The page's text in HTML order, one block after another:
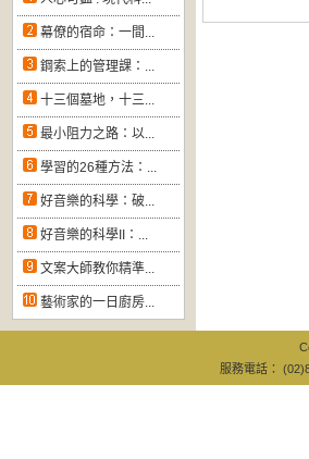
幕僚的宿命：一間...
鋼索上的管理課：...
十三個墓地，十三...
最小阻力之路：以...
學習的26種方法：...
好音樂的科學：破...
好音樂的科學II：...
文案大師教你精準...
藝術家的一日廚房...
服務電話：